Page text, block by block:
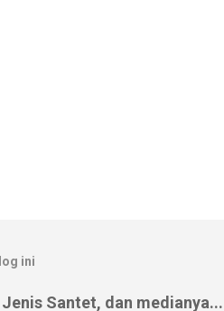
ini
Santet, dan medianya...